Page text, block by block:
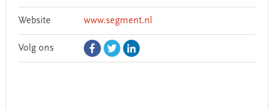
Website www.segment.nl
Volg ons